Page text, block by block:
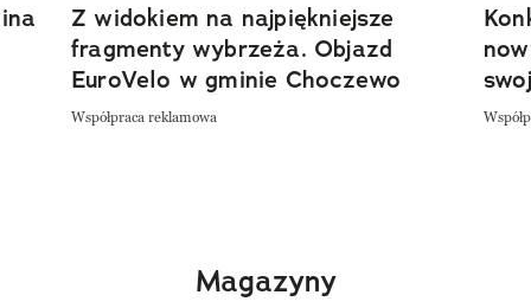
Z widokiem na najpiękniejsze
fragmenty wybrzeża. Objazd
EuroVelo w gminie Choczewo
Współpraca reklamowa
Magazyny